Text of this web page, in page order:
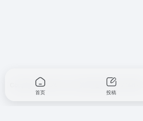
Copyright © 2026 浙ICP备2023012168号-2
首页 投稿